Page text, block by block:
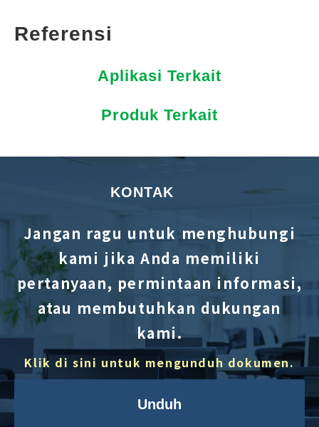
Referensi
Aplikasi Terkait
Produk Terkait
KONTAK
Jangan ragu untuk menghubungi
kami jika Anda memiliki
pertanyaan, permintaan informasi,
atau membutuhkan dukungan
kami.
Klik di sini untuk mengunduh dokumen.
Unduh